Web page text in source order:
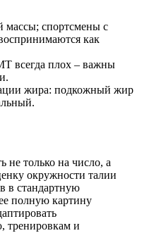
спортсмены с
как
всегда плох – важны
жира: подкожный жир
не только на число, а
окружности талии
в стандартную
полную картину
тренировкам и